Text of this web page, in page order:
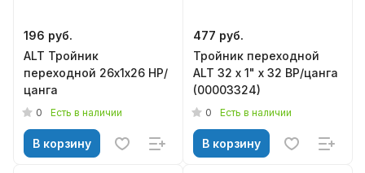
196 руб.
ALT Тройник
переходной 26х1х26 НР/
цанга
0 Есть в наличии
В корзину
477 руб.
Тройник переходной
ALT 32 х 1" х 32 ВР/цанга
(00003324)
0 Есть в наличии
В корзину